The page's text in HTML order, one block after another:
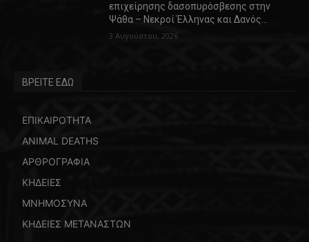
επιχείρησης δασοπυρόσβεσης στην
Ψάθα – Νεκροί Έλληνας και Δανός…
3 Αυγούστου, 2026
ΒΡΕΙΤΕ ΕΔΩ
ΕΠΙΚΑΙΡΟΤΗΤΑ
ANIMAL DEATHS
ΑΡΘΡΟΓΡΑΦΙΑ
ΚΗΔΕΙΕΣ
ΜΝΗΜΟΣΥΝΑ
ΚΗΔΕΙΕΣ ΜΕΤΑΝΑΣΤΩΝ